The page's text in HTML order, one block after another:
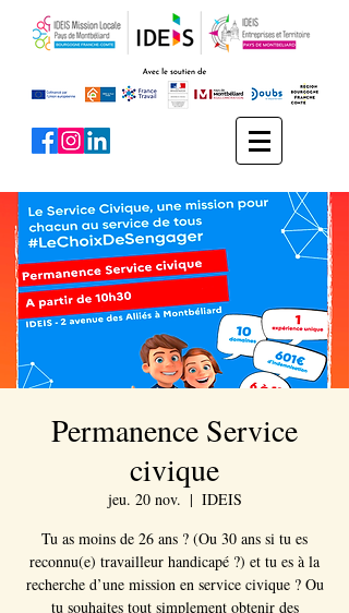
Permanence Service
civique
jeu. 20 nov.
  |
IDEIS
Tu as moins de 26 ans ? (Ou 30 ans si tu es
reconnu(e) travailleur handicapé ?) et tu es à la
recherche d’une mission en service civique ? Ou
tu souhaites tout simplement obtenir des